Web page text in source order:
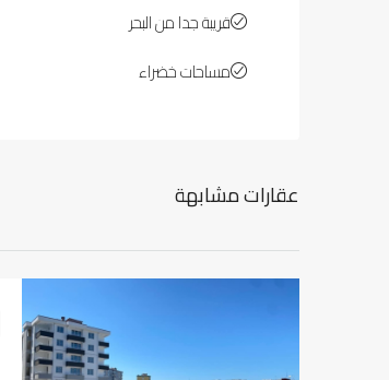
قريبة جدا من البحر
مساحات خضراء
عقارات مشابهة